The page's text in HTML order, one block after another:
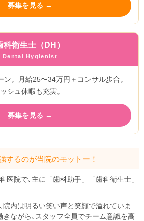
募集を見る →
科衛生士（DH）
Dental Hygienist
。月給25〜34万円＋コンサル歩合。
シュ休暇も充実。
募集を見る →
するのが当院のモットー！
医院で､主に「歯科助手」「歯科衛生士」
内は明るい笑い声と笑顔で溢れていま
ながら､スタッフ全員でチーム意識を高